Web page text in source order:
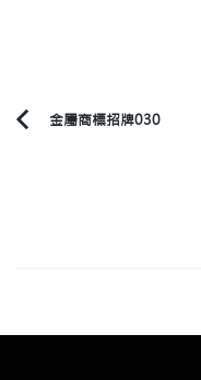
PostPrevious
金屬商標招牌030